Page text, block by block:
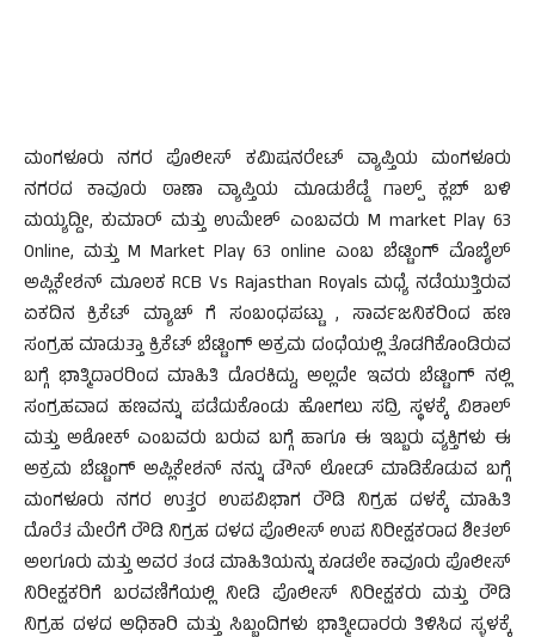
ಮಂಗಳೂರು ನಗರ ಪೊಲೀಸ್ ಕಮಿಷನರೇಟ್ ವ್ಯಾಪ್ತಿಯ ಮಂಗಳೂರು
ನಗರದ ಕಾವೂರು ಠಾಣಾ ವ್ಯಾಪ್ತಿಯ ಮೂಡುಶೆಡ್ಡೆ ಗಾಲ್ಪ್ ಕ್ಲಬ್ ಬಳಿ
ಮಯ್ಯದ್ದೀ, ಕುಮಾರ್ ಮತ್ತು ಉಮೇಶ್ ಎಂಬವರು M market Play 63
Online, ಮತ್ತು M Market Play 63 online ಎಂಬ ಬೆಟ್ಟಿಂಗ್ ಮೊಬೈಲ್
ಅಪ್ಲಿಕೇಶನ್ ಮೂಲಕ RCB Vs Rajasthan Royals ಮಧ್ಯೆ ನಡೆಯುತ್ತಿರುವ
ಏಕದಿನ ಕ್ರಿಕೆಟ್ ಮ್ಯಾಚ್ ಗೆ ಸಂಬಂಧಪಟ್ಟು , ಸಾರ್ವಜನಿಕರಿಂದ ಹಣ
ಸಂಗ್ರಹ ಮಾಡುತ್ತಾ ಕ್ರಿಕೆಟ್ ಬೆಟ್ಟಿಂಗ್ ಅಕ್ರಮ ದಂಧೆಯಲ್ಲಿ ತೊಡಗಿಕೊಂಡಿರುವ
ಬಗ್ಗೆ ಭಾತ್ಮಿದಾರರಿಂದ ಮಾಹಿತಿ ದೊರಕಿದ್ದು, ಅಲ್ಲದೇ ಇವರು ಬೆಟ್ಟಿಂಗ್ ನಲ್ಲಿ
ಸಂಗ್ರಹವಾದ ಹಣವನ್ನು ಪಡೆದುಕೊಂಡು ಹೋಗಲು ಸದ್ರಿ ಸ್ಥಳಕ್ಕೆ ವಿಶಾಲ್
ಮತ್ತು ಅಶೋಕ್ ಎಂಬವರು ಬರುವ ಬಗ್ಗೆ ಹಾಗೂ ಈ ಇಬ್ಬರು ವ್ಯಕ್ತಿಗಳು ಈ
ಅಕ್ರಮ ಬೆಟ್ಟಿಂಗ್ ಅಪ್ಲಿಕೇಶನ್ ನನ್ನು ಡೌನ್ ಲೋಡ್ ಮಾಡಿಕೊಡುವ ಬಗ್ಗೆ
ಮಂಗಳೂರು ನಗರ ಉತ್ತರ ಉಪವಿಭಾಗ ರೌಡಿ ನಿಗ್ರಹ ದಳಕ್ಕೆ ಮಾಹಿತಿ
ದೊರೆತ ಮೇರೆಗೆ ರೌಡಿ ನಿಗ್ರಹ ದಳದ ಪೊಲೀಸ್ ಉಪ ನಿರೀಕ್ಷಕರಾದ ಶೀತಲ್
ಅಲಗೂರು ಮತ್ತು ಅವರ ತಂಡ ಮಾಹಿತಿಯನ್ನು ಕೂಡಲೇ ಕಾವೂರು ಪೊಲೀಸ್
ನಿರೀಕ್ಷಕರಿಗೆ ಬರವಣಿಗೆಯಲ್ಲಿ ನೀಡಿ ಪೊಲೀಸ್ ನಿರೀಕ್ಷಕರು ಮತ್ತು ರೌಡಿ
ನಿಗ್ರಹ ದಳದ ಅಧಿಕಾರಿ ಮತ್ತು ಸಿಬ್ಬಂದಿಗಳು ಭಾತ್ಮೀದಾರರು ತಿಳಿಸಿದ ಸ್ಳಳಕ್ಕೆ